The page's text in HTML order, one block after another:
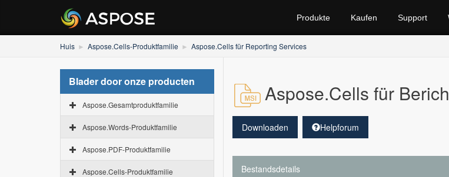
Produkte Kaufen Support
Huis Aspose.Cells-Produktfamilie Aspose.Cells für Reporting Services
Blader door onze producten
Aspose.Gesamtproduktfamilie
Aspose.Words-Produktfamilie
Aspose.PDF-Produktfamilie
Aspose.Cells-Produktfamilie
Aspose.Cells für
Downloaden Helpforum
Bestandsdetails